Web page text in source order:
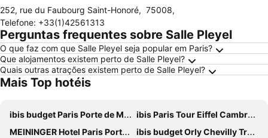
252, rue du Faubourg Saint-Honoré, 75008,
Telefone: +33(1)42561313
Perguntas frequentes sobre Salle Pleyel
O que faz com que Salle Pleyel seja popular em Paris?
Que alojamentos existem perto de Salle Pleyel?
Quais outras atrações existem perto de Salle Pleyel?
Mais Top hotéis
ibis budget Paris Porte de Montmartre
ibis Paris Tour Eiffel Cambronne 15ème
MEININGER Hotel Paris Porte De Vincennes
ibis budget Orly Chevilly Tram 7